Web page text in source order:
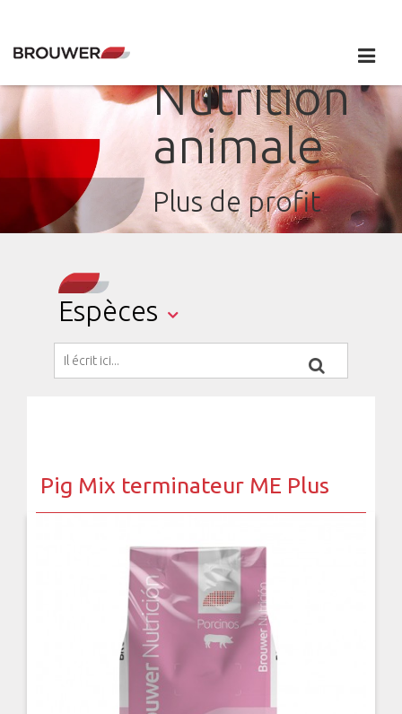
Nutrition
animale
Plus de profit
Espèces
Pig Mix terminateur ME Plus